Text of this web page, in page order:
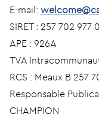
E-mail:
SIRET : 257 702 977
APE : 926A
TVA
RCS : Meaux B 257
Responsable
CHAMPION